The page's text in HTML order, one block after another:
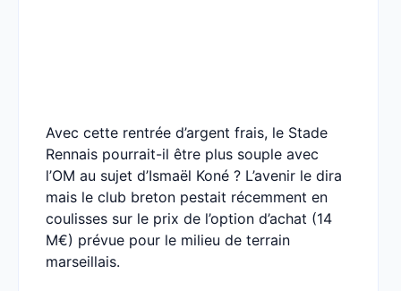
Avec cette rentrée d’argent frais, le Stade
Rennais pourrait-il être plus souple avec
l’OM au sujet d’Ismaël Koné ? L’avenir le dira
mais le club breton pestait récemment en
coulisses sur le prix de l’option d’achat (14
M€) prévue pour le milieu de terrain
marseillais.